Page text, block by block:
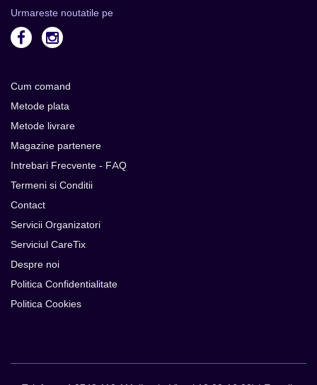
Urmareste noutatile pe
Cum comand
Metode plata
Metode livrare
Magazine partenere
Intrebari Frecvente - FAQ
Termeni si Conditii
Contact
Servicii Organizatori
Serviciul CareTix
Despre noi
Politica Confidentialitate
Politica Cookies